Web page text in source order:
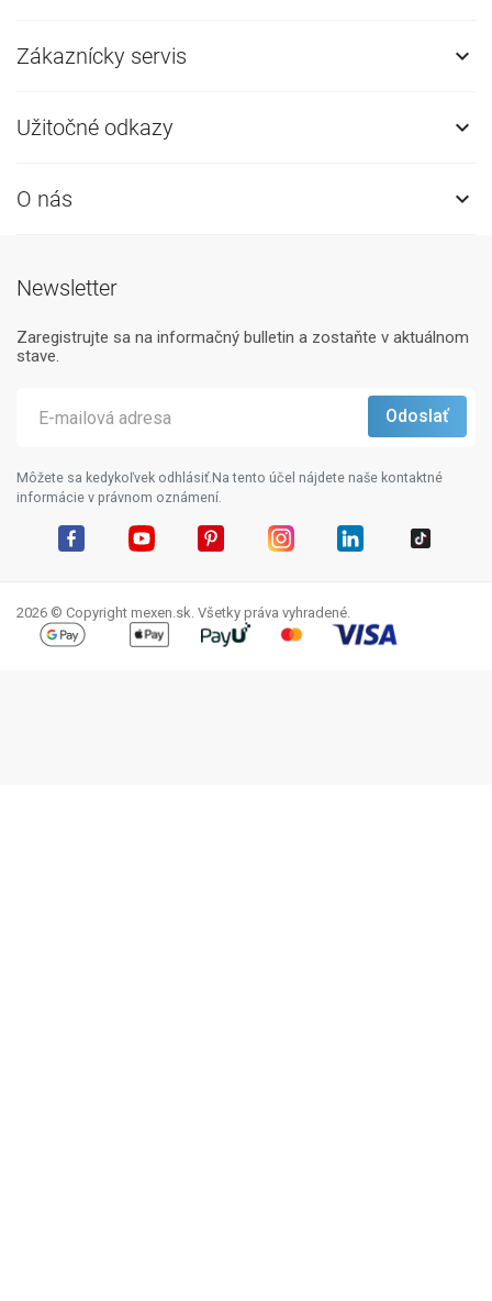
Zákaznícky servis 
Užitočné odkazy 
O nás 
Newsletter
Zaregistrujte sa na informačný bulletin a zostaňte v aktuálnom
stave.
Môžete sa kedykoľvek odhlásiť.Na tento účel nájdete naše kontaktné
informácie v právnom oznámení.
2026 © Copyright mexen.sk. Všetky práva vyhradené.